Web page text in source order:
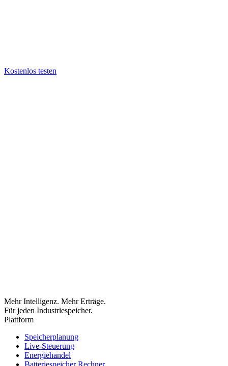
Kostenlos testen
Mehr Intelligenz. Mehr Erträge.
Für jeden Industriespeicher.
Plattform
Speicherplanung
Live-Steuerung
Energiehandel
Batteriespeicher Rechner